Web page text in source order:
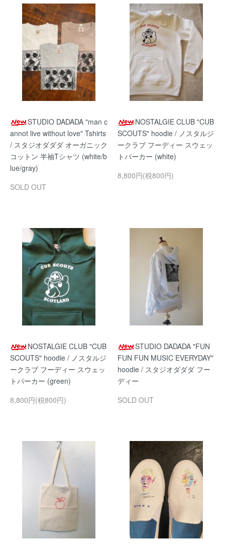
STUDIO DADADA "man c
annot live without love" Tshirts
/ スタジオダダダ オーガニック
コットン 半袖Tシャツ (white/b
lue/gray)
SOLD OUT
NOSTALGIE CLUB "CUB
SCOUTS" hoodie / ノスタルジ
ークラブ フーディー スウェッ
トパーカー (white)
8,800円(税800円)
NOSTALGIE CLUB "CUB
SCOUTS" hoodie / ノスタルジ
ークラブ フーディー スウェッ
トパーカー (green)
8,800円(税800円)
STUDIO DADADA "FUN
FUN FUN MUSIC EVERYDAY"
hoodie / スタジオダダダ フー
ディー
SOLD OUT